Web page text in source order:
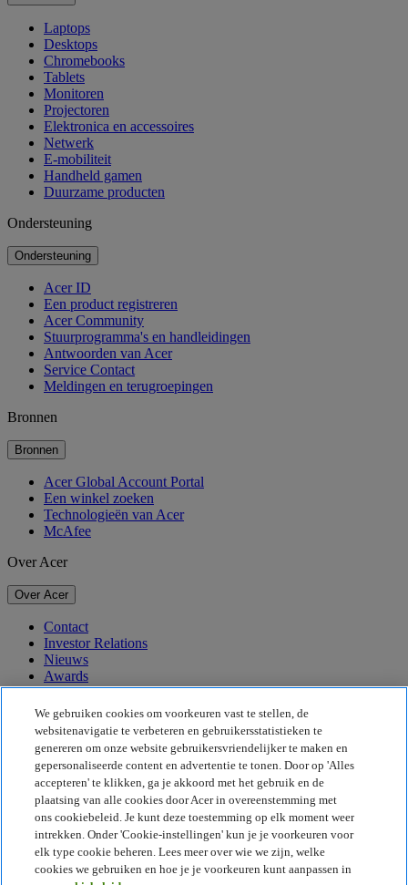
Laptops
Desktops
Chromebooks
Tablets
Monitoren
Projectoren
Elektronica en accessoires
Netwerk
E-mobiliteit
Handheld gamen
Duurzame producten
Ondersteuning
Ondersteuning
Acer ID
Een product registreren
Acer Community
Stuurprogramma's en handleidingen
Antwoorden van Acer
Service Contact
Meldingen en terugroepingen
Bronnen
Bronnen
Acer Global Account Portal
Een winkel zoeken
Technologieën van Acer
McAfee
Over Acer
Over Acer
Contact
Investor Relations
Nieuws
Awards
Evenementen
Duurzaamheid
Duurzaamheid
Maatschappelijk verantwoord ondernemen
De CO2-voetafdruk van het product
Project Humanity
Earthion
Privacybeleid
We gebruiken cookies om voorkeuren vast te stellen, de
websitenavigatie te verbeteren en gebruikersstatistieken te
genereren om onze website gebruikersvriendelijker te maken en
gepersonaliseerde content en advertentie te tonen. Door op 'Alles
accepteren' te klikken, ga je akkoord met het gebruik en de
plaatsing van alle cookies door Acer in overeenstemming met
ons cookiebeleid. Je kunt deze toestemming op elk moment weer
intrekken. Onder 'Cookie-instellingen' kun je je voorkeuren voor
elk type cookie beheren. Lees meer over wie we zijn, welke
cookies we gebruiken en hoe je je voorkeuren kunt aanpassen in